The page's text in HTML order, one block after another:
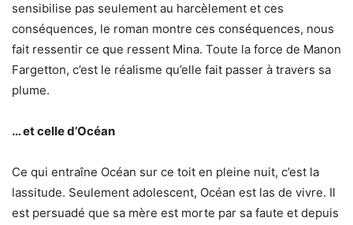
sensibilise pas seulement au harcèlement et ces
conséquences, le roman montre ces conséquences, nous
fait ressentir ce que ressent Mina. Toute la force de Manon
Fargetton, c’est le réalisme qu’elle fait passer à travers sa
plume.
… et celle d’Océan
Ce qui entraîne Océan sur ce toit en pleine nuit, c’est la
lassitude. Seulement adolescent, Océan est las de vivre. Il
est persuadé que sa mère est morte par sa faute et depuis